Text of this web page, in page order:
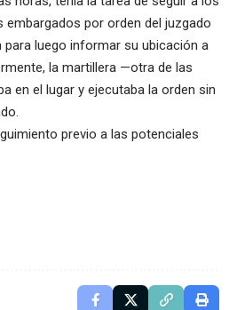
embargados por orden del juzgado
luego informar su ubicación a
la martillera —otra de las
en el lugar y ejecutaba la orden sin
previo a las potenciales